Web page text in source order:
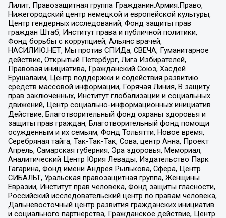
Лилит, Правозащитная группа Гражданин.Армия.Право,
Нижегородский центр немецкой и европейской культуры,
Центр гендерных исследований, Фонд защиты прав
граждан Штаб, Институт права и публичной политики,
Фонд борьбы с коррупцией, Альянс врачей,
НАСИЛИЮ.НЕТ, Мы против СПИДа, СВЕЧА, Гуманитарное
действие, Открытый Петербург, Лига Избирателей,
Правовая инициатива, Гражданский Союз, Хасдей
Ерушалаим, Центр поддержки и содействия развитию
средств массовой информации, Горячая Линия, В защиту
прав заключенных, Институт глобализации и социальных
движений, Центр социально-информационных инициатив
Действие, Благотворительный фонд охраны здоровья и
защиты прав граждан, Благотворительный фонд помощи
осужденным и их семьям, Фонд Тольятти, Новое время,
Серебряная тайга, Так-Так-Так, Сова, центр Анна, Проект
Апрель, Самарская губерния, Эра здоровья, Мемориал,
Аналитический Центр Юрия Левады, Издательство Парк
Гагарина, Фонд имени Андрея Рылькова, Сфера, Центр
СИБАЛЬТ, Уральская правозащитная группа, Женщины
Евразии, Институт прав человека, Фонд защиты гласности,
Российский исследовательский центр по правам человека,
Дальневосточный центр развития гражданских инициатив
и социального партнерства, Гражданское действие, Центр